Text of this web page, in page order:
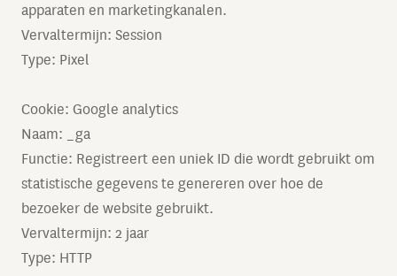
apparaten en marketingkanalen.
Vervaltermijn: Session
Type: Pixel
Cookie: Google analytics
Naam: _ga
Functie: Registreert een uniek ID die wordt gebruikt om
statistische gegevens te genereren over hoe de
bezoeker de website gebruikt.
Vervaltermijn: 2 jaar
Type: HTTP